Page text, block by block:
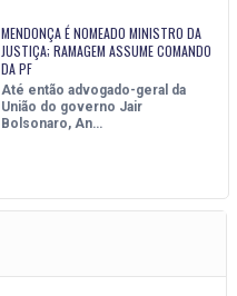
MENDONÇA É NOMEADO MINISTRO DA
JUSTIÇA; RAMAGEM ASSUME COMANDO
DA PF
Até então advogado-geral da
União do governo Jair
Bolsonaro, An…